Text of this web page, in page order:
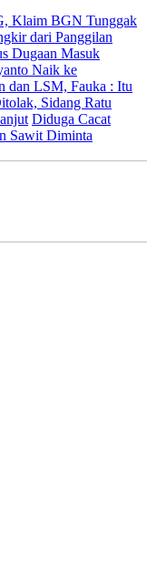
Klaim BGN Tunggak
dari Panggilan
Dugaan Masuk
Naik ke
dan LSM, Fauka : Itu
Sidang Ratu
Diduga Cacat
Sawit Diminta